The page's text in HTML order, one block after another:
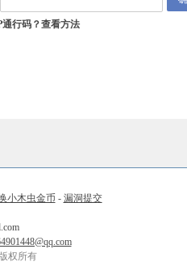
行码？查看方法
小木虫金币 - 漏洞提交
权所有